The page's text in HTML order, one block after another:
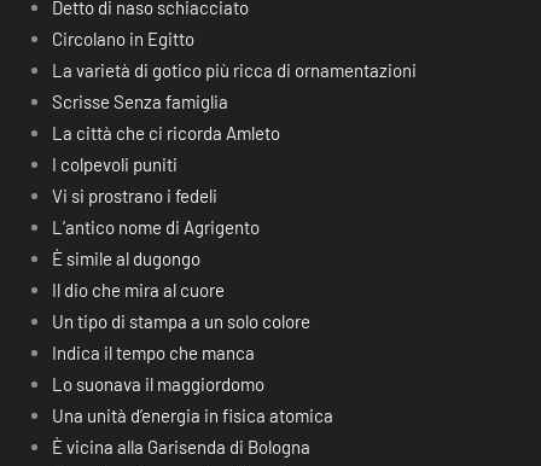
Detto di naso schiacciato
Circolano in Egitto
La varietà di gotico più ricca di ornamentazioni
Scrisse Senza famiglia
La città che ci ricorda Amleto
I colpevoli puniti
Vi si prostrano i fedeli
L’antico nome di Agrigento
È simile al dugongo
Il dio che mira al cuore
Un tipo di stampa a un solo colore
Indica il tempo che manca
Lo suonava il maggiordomo
Una unità d’energia in fisica atomica
È vicina alla Garisenda di Bologna